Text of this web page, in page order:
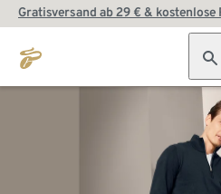
Gratisversand ab 29 € & kostenlose